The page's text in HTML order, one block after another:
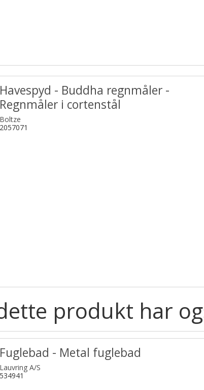
Havespyd - Buddha regnmåler -
Regnmåler i cortenstål
Boltze
2057071
produkt har
Fuglebad - Metal fuglebad
Lauvring A/S
534941